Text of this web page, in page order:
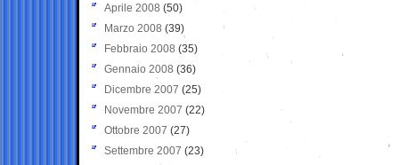
Aprile 2008 (50)
Marzo 2008 (39)
Febbraio 2008 (35)
Gennaio 2008 (36)
Dicembre 2007 (25)
Novembre 2007 (22)
Ottobre 2007 (27)
Settembre 2007 (23)